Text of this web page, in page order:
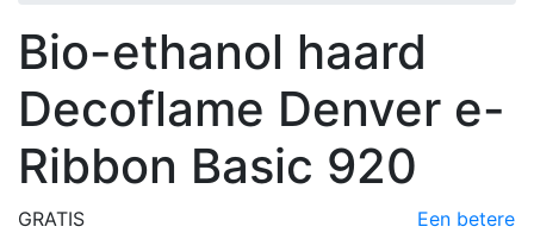
Bio-ethanol haard
Decoflame Denver e-
Ribbon Basic 920
GRATIS
Een betere